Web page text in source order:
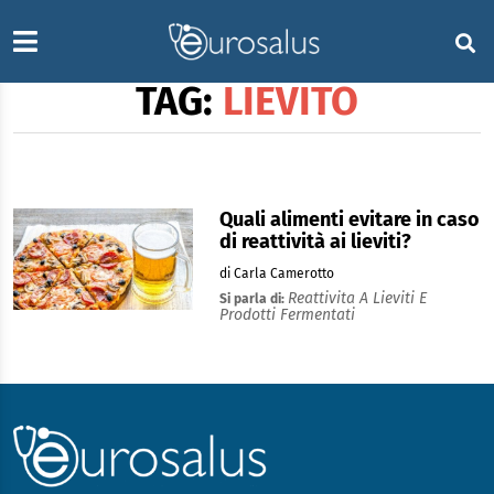
TAG: LIEVITO
Quali alimenti evitare in caso
di reattività ai lieviti?
di Carla Camerotto
Si parla di: Reattivita A Lieviti E
Prodotti Fermentati